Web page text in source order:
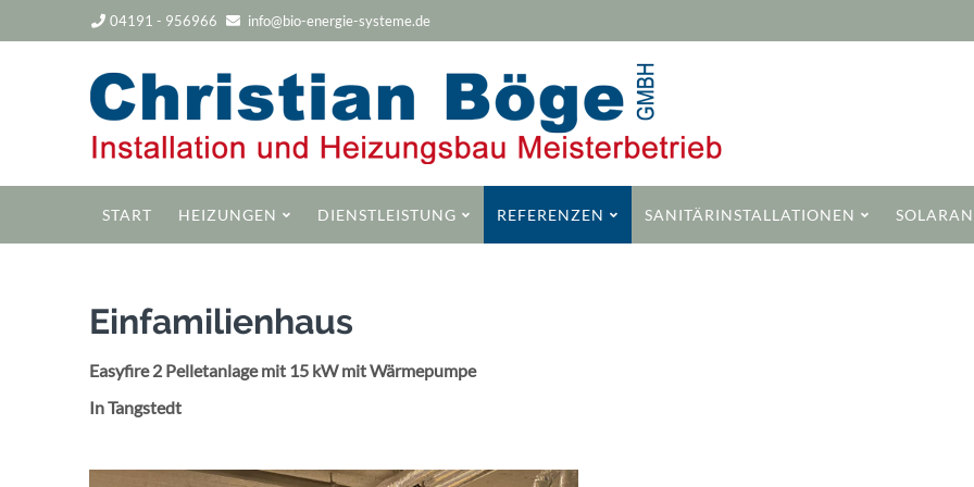
04191 - 956966 info@bio-energie-systeme.de
überspringen
START HEIZUNGEN DIENSTLEISTUNG REFERENZEN SANITÄRINSTALLATIONEN
Einfamilienhaus
Easyfire 2 Pelletanlage mit 15 kW mit Wärmepumpe
In Tangstedt